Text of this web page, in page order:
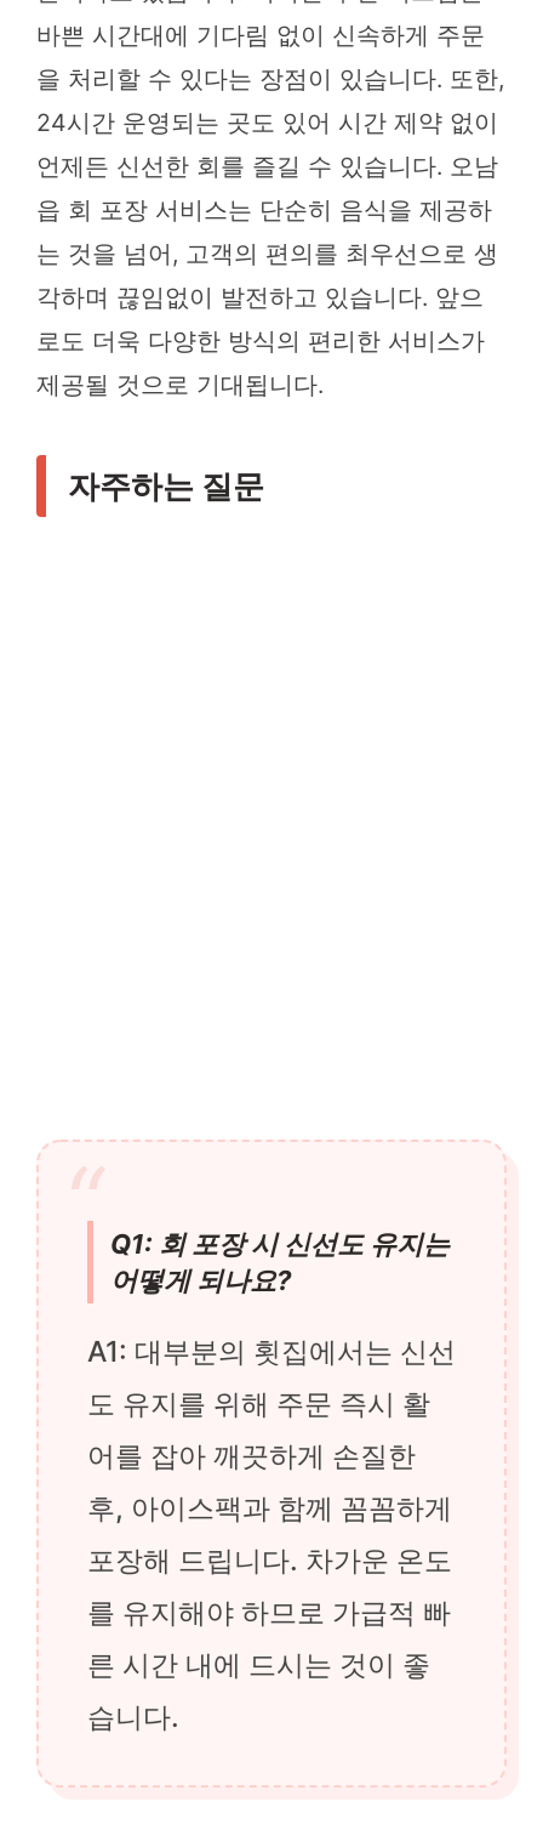
바쁜 시간대에 기다림 없이 신속하게 주문
을 처리할 수 있다는 장점이 있습니다. 또한,
24시간 운영되는 곳도 있어 시간 제약 없이
언제든 신선한 회를 즐길 수 있습니다. 오남
읍 회 포장 서비스는 단순히 음식을 제공하
는 것을 넘어, 고객의 편의를 최우선으로 생
각하며 끊임없이 발전하고 있습니다. 앞으
로도 더욱 다양한 방식의 편리한 서비스가
제공될 것으로 기대됩니다.
자주하는 질문
Q1: 회 포장 시 신선도 유지는
어떻게 되나요?
A1: 대부분의 횟집에서는 신선
도 유지를 위해 주문 즉시 활
어를 잡아 깨끗하게 손질한
후, 아이스팩과 함께 꼼꼼하게
포장해 드립니다. 차가운 온도
를 유지해야 하므로 가급적 빠
른 시간 내에 드시는 것이 좋
습니다.